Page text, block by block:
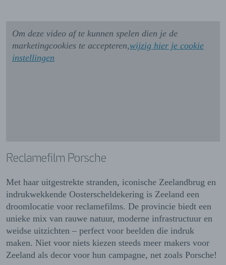
Reclamefilm Porsche
Met haar uitgestrekte stranden, iconische Zeelandbrug en
indrukwekkende Oosterscheldekering is Zeeland een
droomlocatie voor reclamefilms. De provincie biedt een
unieke mix van rauwe natuur, moderne infrastructuur en
weidse uitzichten – perfect voor beelden die indruk
maken. Niet voor niets kiezen steeds meer makers voor
Zeeland als decor voor hun campagne, net zoals Porsche!
Om deze video af te kunnen spelen dien je de
marketingcookies te accepteren,wijzig hier je cookie
instellingen